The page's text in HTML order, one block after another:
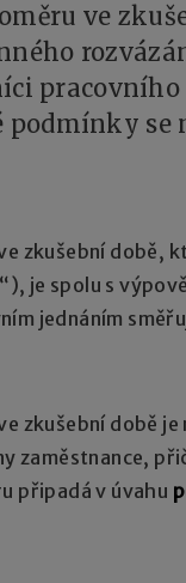
ve
podmínky se
zkušební době,
je spolu s
jednáním
zkušební době
zaměstnance,
připadá v úvahu